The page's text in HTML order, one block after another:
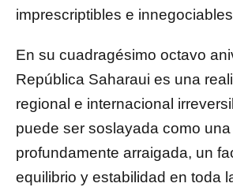
imprescriptibles e
En su cuadragésimo octavo
República Saharaui es una
regional e internacional
puede ser soslayada como una
profundamente arraigada, un
equilibrio y estabilidad en toda